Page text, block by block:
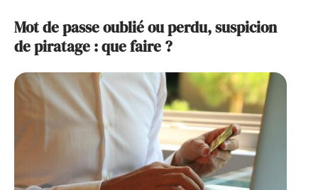
Mot de passe oublié ou perdu, suspicion
de piratage : que faire ?